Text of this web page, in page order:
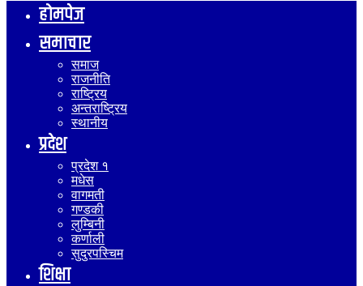
होमपेज
समाचार
समाज
राजनीति
राष्ट्रिय
अन्तराष्ट्रिय
स्थानीय
प्रदेश
प्रदेश १
मधेस
वागमती
गण्डकी
लुम्बिनी
कर्णाली
सुदुरपस्चिम
शिक्षा